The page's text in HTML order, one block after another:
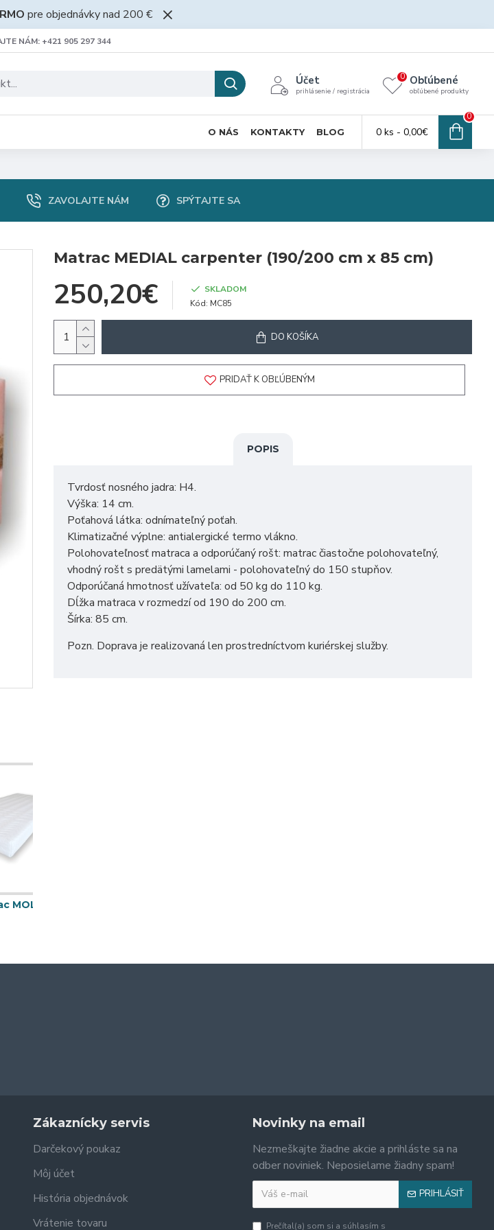
pre objednávky nad 200 €
NÁM: +421 905 297 344
Účet
prihlásenie / registrácia
Obľúbené
obľúbené produkty
0
O NÁS KONTAKTY BLOG 0 ks - 0,00€
0
ZAVOLAJTE NÁM SPÝTAJTE SA
Matrac MEDIAL carpenter (190/200 cm x 85 cm)
250,20€
SKLADOM
Kód: MC85
DO KOŠÍKA
PRIDAŤ K OBĽÚBENÝM
POPIS
Tvrdosť nosného jadra: H4.
Výška: 14 cm.
Poťahová látka: odnímateľný poťah.
Klimatizačné výplne: antialergické termo vlákno.
Polohovateľnosť matraca a odporúčaný rošt: matrac čiastočne polohovateľný,
vhodný rošt s predätými lamelami - polohovateľný do 150 stupňov.
Odporúčaná hmotnosť užívateľa: od 50 kg do 110 kg.
Dĺžka matraca v rozmedzí od 190 do 200 cm.
Šírka: 85 cm.
Pozn. Doprava je realizovaná len prostredníctvom kuriérskej služby.
Detský matrac MOLITANKO TOP (120 cm x 65 cm)
Zákaznícky servis
Darčekový poukaz
Môj účet
História objednávok
Vrátenie tovaru
Novinky na email
Nezmeškajte žiadne akcie a prihláste sa na
odber noviniek. Neposielame žiadny spam!
PRIHLÁSIŤ
Prečítal(a) som si a súhlasím s